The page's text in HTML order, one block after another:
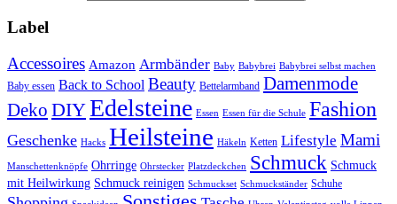
Label
Accessoires Amazon Armbänder Baby Babybrei Babybrei selbst machen
Baby essen Back to School Beauty Bettelarmband Damenmode
Deko DIYEdelsteine Essen Essen für die Schule Fashion
Geschenke Hacks Heilsteine Häkeln Ketten Lifestyle Mami
Manschettenknöpfe Ohrringe Ohrstecker Platzdeckchen Schmuck Schmuck
mit Heilwirkung Schmuck reinigen Schmuckset Schmuckständer Schuhe